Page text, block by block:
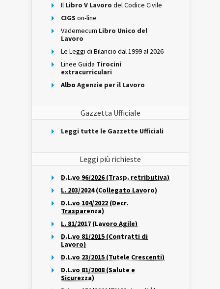
Il Libro V Lavoro del Codice Civile
CIGS on-line
Vademecum Libro Unico del
Lavoro
Le Leggi di Bilancio dal 1999 al 2026
Linee Guida Tirocini
extracurriculari
Albo Agenzie per il Lavoro
Gazzetta Ufficiale
Leggi tutte le Gazzette Ufficiali
Leggi più richieste
D.L.vo 96/2026 (Trasp. retributiva)
L. 203/2024 (Collegato Lavoro)
D.L.vo 104/2022 (Decr.
Trasparenza)
L. 81/2017 (Lavoro Agile)
D.L.vo 81/2015 (Contratti di
Lavoro)
D.L.vo 23/2015 (Tutele Crescenti)
D.L.vo 81/2008 (Salute e
Sicurezza)